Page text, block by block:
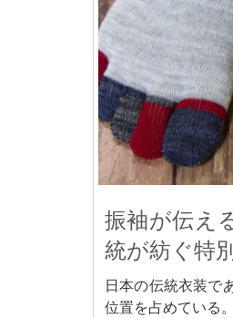
振袖が伝え
統が紡ぐ特
日本の伝統衣装で
位置を占めている。